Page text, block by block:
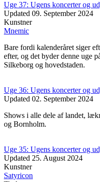
Uge 37: Ugens koncerter og
Updated 09. September 2024
Kunstner
Mnemic
Bare fordi kalenderåret siger
efter, og det byder denne uge
Silkeborg og hovedstaden.
Uge 36: Ugens koncerter og
Updated 02. September 2024
Shows i alle dele af landet,
og Bornholm.
Uge 35: Ugens koncerter og
Updated 25. August 2024
Kunstner
Satyricon